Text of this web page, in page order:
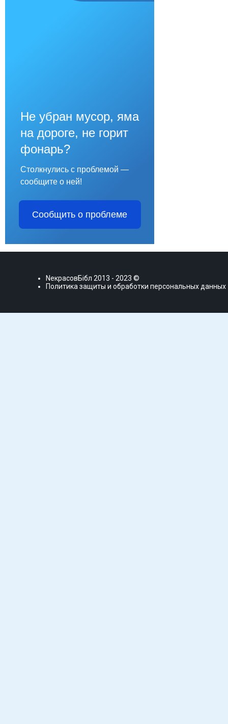
Не убран мусор, яма
на дороге, не горит
фонарь?
Столкнулись с проблемой —
сообщите о ней!
Сообщить о проблеме
NекрасовБiбл 2013 - 2023 ©
Политика защиты и обработки персональных данных